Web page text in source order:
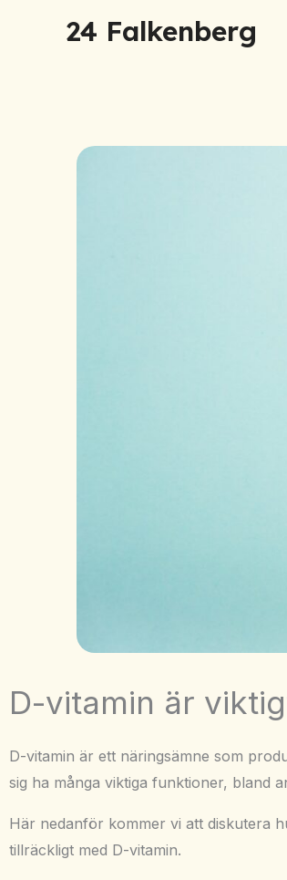
24 Falkenberg
D-vitamin är
D-vitamin är ett näringsämne som
sig ha många viktiga funktioner, bland
Här nedanför kommer vi att diskutera
tillräckligt med D-vitamin.